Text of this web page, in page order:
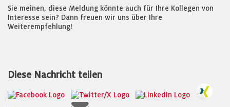
Sie meinen, diese Meldung könnte auch für Ihre Kollegen von
Interesse sein? Dann freuen wir uns über Ihre
Weiterempfehlung!
Diese Nachricht teilen